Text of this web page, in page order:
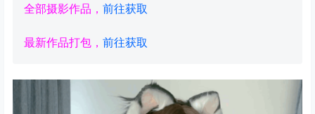
全部摄影作品， 前往获取
最新作品打包， 前往获取